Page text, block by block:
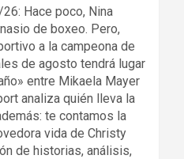
Hace poco, Nina
de boxeo. Pero,
a la campeona de
de agosto tendrá lugar
entre Mikaela Mayer
analiza quién lleva la
te contamos la
vida de Christy
de historias, análisis,